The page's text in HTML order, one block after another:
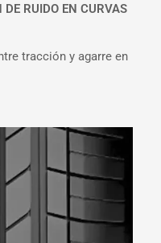
DE RUIDO EN CURVAS
tracción y agarre en